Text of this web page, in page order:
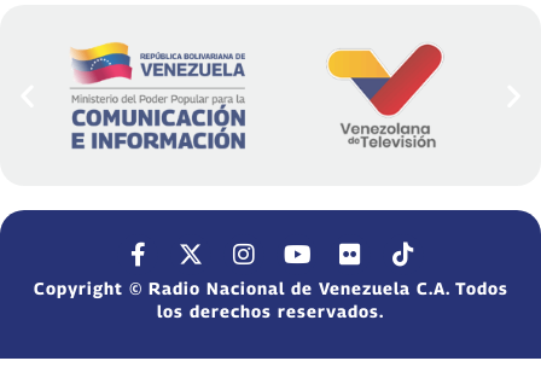
Copyright © Radio Nacional de Venezuela C.A. Todos
los derechos reservados.